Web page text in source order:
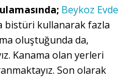
Beykoz Evde
bistüri kullanarak fazla
oluştuğunda da,
Kanama olan yerleri
Son olarak